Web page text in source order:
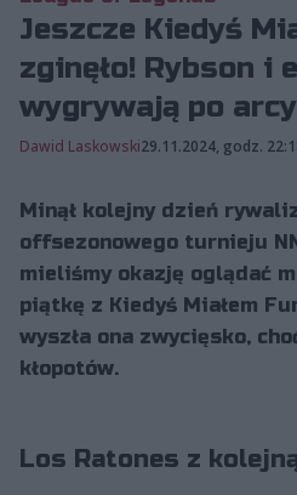
Jeszcze Kiedyś
zginęło! Rybson i
wygrywają po
Dawid Laskowski29.11.2024, godz.
Minął kolejny dzień
offsezonowego turnieju
mieliśmy okazję oglądać
piątkę z Kiedyś Miałem
wyszła ona zwycięsko,
kłopotów.
Los Ratones z